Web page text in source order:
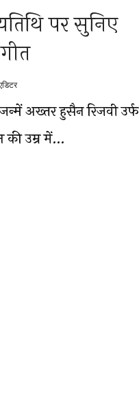
पर सुनिए
अख्तर हुसैन रिजवी उर्फ
की उम्र में…